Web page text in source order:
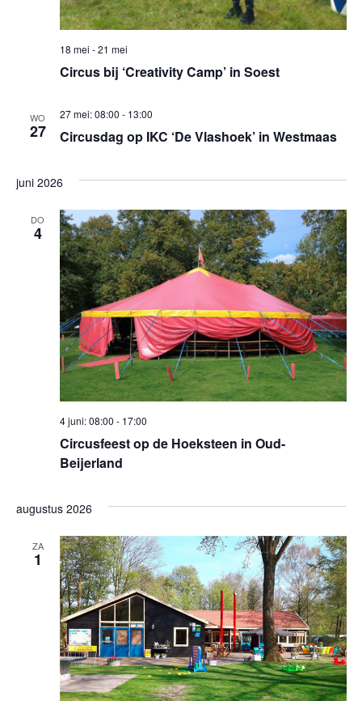
Circus bij ‘Creativity Camp’ in Soest
18 mei -21 mei
WO
27 Circusdag op IKC ‘De Vlashoek’ in Westmaas
27 mei: 08:00 - 13:00
juni 2026
DO
4
Circusfeest op de Hoeksteen in Oud-
Beijerland
4 juni: 08:00 - 17:00
augustus 2026
ZA
1